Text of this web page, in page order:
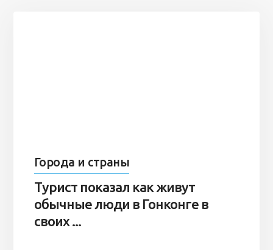
Города и страны
Турист показал как живут
обычные люди в Гонконге в
своих ...